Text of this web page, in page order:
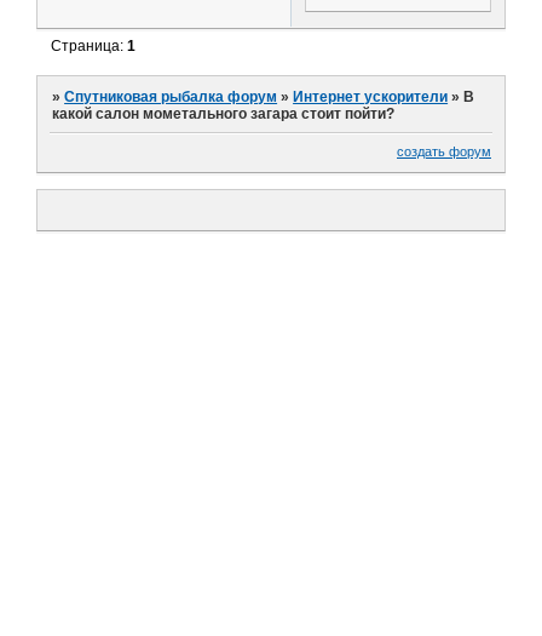
Страница:1
»Спутниковая рыбалка форум »Интернет ускорители »В
какой салон мометального загара стоит пойти?
создать форум